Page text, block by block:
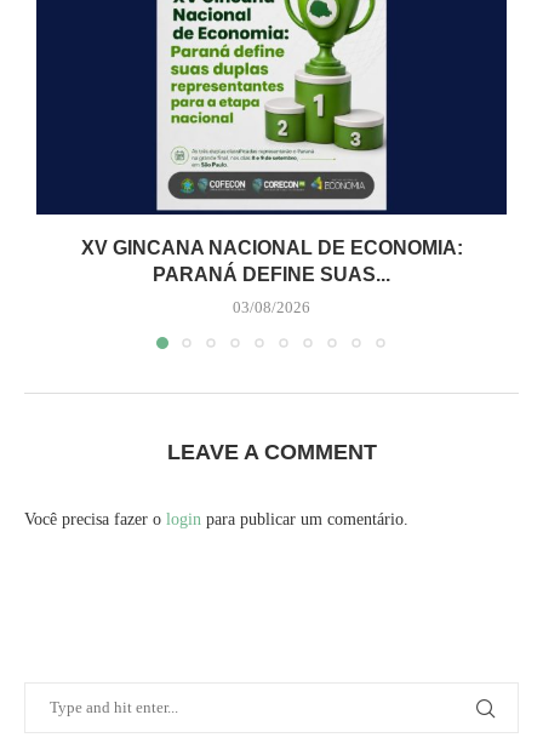
XV GINCANA NACIONAL DE ECONOMIA:
PARANÁ DEFINE SUAS...
03/08/2026
LEAVE A COMMENT
Você precisa fazer o login para publicar um comentário.